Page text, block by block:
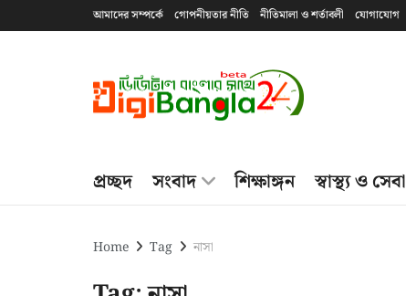
আমাদের সম্পর্কে গোপনীয়তার নীতি নীতিমালা ও শর্তাবলী যোগাযোগ
প্রচ্ছদ সংবাদ শিক্ষাঙ্গন স্বাস্থ্য ও সেবা
Home Tag নাসা